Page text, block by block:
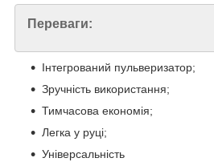
Переваги:
Інтегрований пульверизатор;
Зручність використання;
Тимчасова економія;
Легка у руці;
Універсальність